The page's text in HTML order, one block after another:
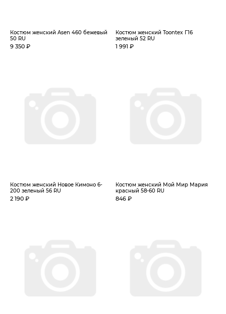
Костюм женский Asen 460 бежевый
50 RU
9 350 ₽
Костюм женский Toontex Г16
зеленый 52 RU
1 991 ₽
Костюм женский Новое Кимоно 6-
200 зеленый 56 RU
2 190 ₽
Костюм женский Мой Мир Мария
красный 58-60 RU
846 ₽